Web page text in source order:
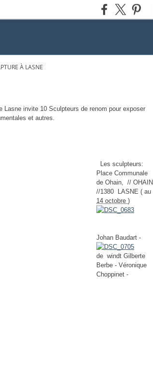
À LASNE
invite 10 Sculpteurs de renom pour exposer
et autres.
Les sculpteurs:
Place Communale
de Ohain, // OHAIN
//1380 LASNE ( au
14 octobre )
Johan Baudart -
de windt Gilberte
Berbe - Véronique
Choppinet -